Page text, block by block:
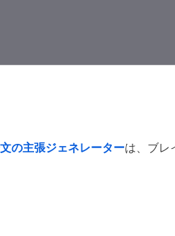
の主張ジェネレーターは、ブレ